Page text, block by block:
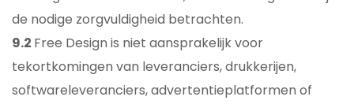
de nodige zorgvuldigheid betrachten.
9.2 Free Design is niet aansprakelijk voor
tekortkomingen van leveranciers, drukkerijen,
softwareleveranciers, advertentieplatformen of